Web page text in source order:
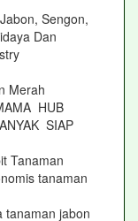
Sengon,
Dan
Merah
HUB
SIAP
Tanaman
tanaman
jabon